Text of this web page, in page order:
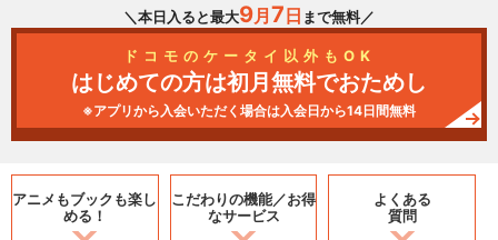
＼本日入ると最大9月 7 日 まで無料／
ドコモのケータイ以外もOK
はじめての方は初月無料でおためし
※アプリから入会いただく場合は入会日から14日間無料
アニメもブックも楽し
める！
こだわりの機能／お得
なサービス
よくある
質問